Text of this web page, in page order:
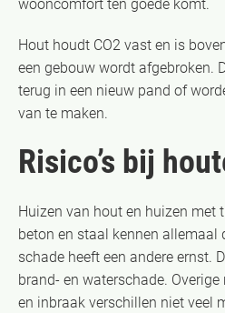
wooncomfort ten goede komt.
Hout houdt CO2 vast en is
een gebouw wordt afgebroken.
terug in een nieuw pand of
van te maken.
Risico’s bij
Huizen van hout en huizen met
beton en staal kennen allemaal
schade heeft een andere ernst.
brand- en waterschade. Overige
en inbraak verschillen niet veel